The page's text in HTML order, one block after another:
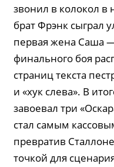
звонил в колокол в
брат Фрэнк сыграл
первая жена Саша
финального боя
страниц текста
и «хук слева». В
завоевал три
стал самым
превратив
точкой для